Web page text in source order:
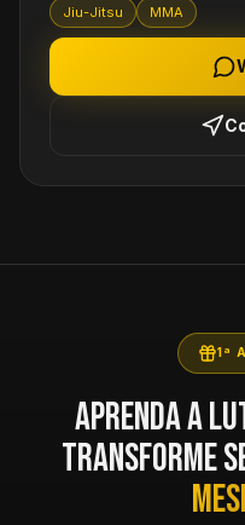
Jiu-Jitsu MMA
1ª
Aprenda a
transforme